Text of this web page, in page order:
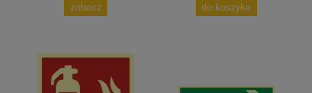
zobacz do koszyka